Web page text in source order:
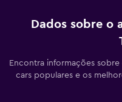
Dados sobre o
Encontra informações
cars populares e os